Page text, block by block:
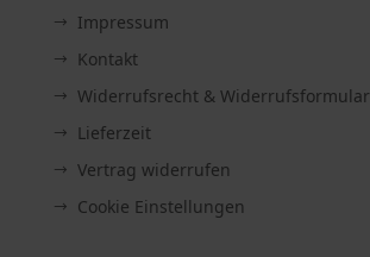
Impressum
Kontakt
Widerrufsrecht & Widerrufsformular
Lieferzeit
Vertrag widerrufen
Cookie Einstellungen